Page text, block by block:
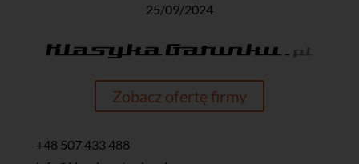
25/09/2024
Zobacz ofertę firmy
+48 507 433 488